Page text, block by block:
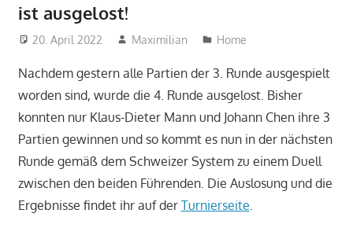
ist ausgelost!
20. April 2022 Maximilian Home
Nachdem gestern alle Partien der 3. Runde ausgespielt
worden sind, wurde die 4. Runde ausgelost. Bisher
konnten nur Klaus-Dieter Mann und Johann Chen ihre 3
Partien gewinnen und so kommt es nun in der nächsten
Runde gemäß dem Schweizer System zu einem Duell
zwischen den beiden Führenden. Die Auslosung und die
Ergebnisse findet ihr auf der Turnierseite